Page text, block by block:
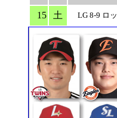
15 土 LG 8-9 ロッ